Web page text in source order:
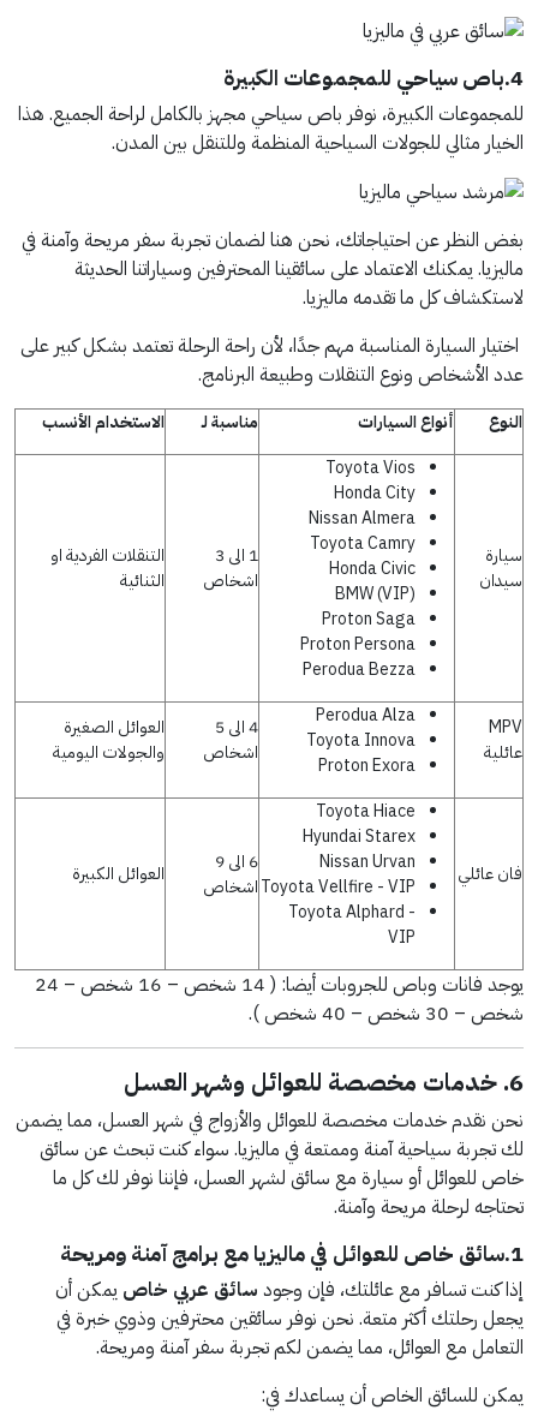
4.باص سياحي للمجموعات الكبيرة
للمجموعات الكبيرة، نوفر باص سياحي مجهز بالكامل لراحة الجميع. هذا
الخيار مثالي للجولات السياحية المنظمة وللتنقل بين المدن.
بغض النظر عن احتياجاتك، نحن هنا لضمان تجربة سفر مريحة وآمنة في
ماليزيا. يمكنك الاعتماد على سائقينا المحترفين وسياراتنا الحديثة
لاستكشاف كل ما تقدمه ماليزيا.
اختيار السيارة المناسبة مهم جدًا، لأن راحة الرحلة تعتمد بشكل كبير على
عدد الأشخاص ونوع التنقلات وطبيعة البرنامج.
النوع أنواع السيارات مناسبة لـ الاستخدام الأنسب
سيارة
سيدان
Toyota Vios
Honda City
Nissan Almera
Toyota Camry
Honda Civic
BMW (VIP)
Proton Saga
Proton Persona
Perodua Bezza
1 الى 3
اشخاص
التنقلات الفردية او
الثنائية
MPV
عائلية
Perodua Alza
Toyota Innova
Proton Exora
4 الى 5
اشخاص
العوائل الصغيرة
والجولات اليومية
فان عائلي
Toyota Hiace
Hyundai Starex
Nissan Urvan
Toyota Vellfire - VIP
Toyota Alphard -
VIP
6 الى 9
اشخاص
العوائل الكبيرة
يوجد فانات وباص للجروبات أيضا: ( 14 شخص – 16 شخص – 24
شخص – 30 شخص – 40 شخص ).
6. خدمات مخصصة للعوائل وشهر العسل
نحن نقدم خدمات مخصصة للعوائل والأزواج في شهر العسل، مما يضمن
لك تجربة سياحية آمنة وممتعة في ماليزيا. سواء كنت تبحث عن سائق
خاص للعوائل أو سيارة مع سائق لشهر العسل، فإننا نوفر لك كل ما
تحتاجه لرحلة مريحة وآمنة.
1.سائق خاص للعوائل في ماليزيا مع برامج آمنة ومريحة
إذا كنت تسافر مع عائلتك، فإن وجود سائق عربي خاص يمكن أن
يجعل رحلتك أكثر متعة. نحن نوفر سائقين محترفين وذوي خبرة في
التعامل مع العوائل، مما يضمن لكم تجربة سفر آمنة ومريحة.
يمكن للسائق الخاص أن يساعدك في: